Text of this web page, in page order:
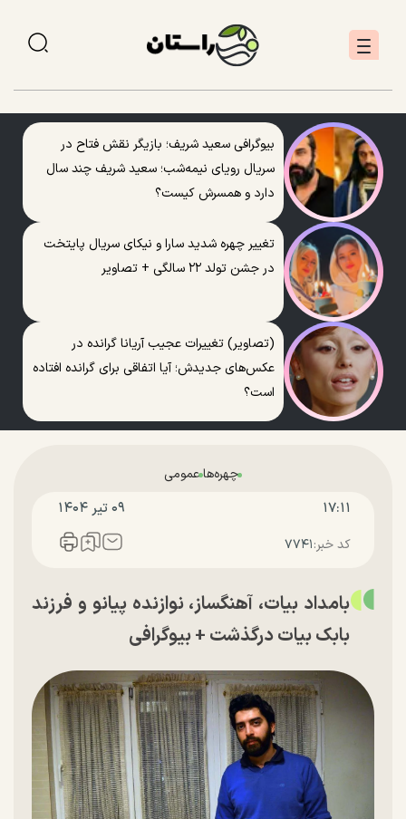
بیوگرافی سعید شریف؛ بازیگر نقش فتاح در
سریال رویای نیمه‌شب؛ سعید شریف چند سال
دارد و همسرش کیست؟
تغییر چهره شدید سارا و نیکای سریال پایتخت
در جشن تولد ۲۲ سالگی + تصاویر
(تصاویر) تغییرات عجیب آریانا گرانده در
عکس‌های جدیدش؛ آیا اتفاقی برای گرانده افتاده
است؟
چهره‌هاعمومی
۱۷:۱۱ ۰۹ تير ۱۴۰۴
کد خبر:۷۷۴۱
بامداد بیات، آهنگساز، نوازنده پیانو و فرزند
بابک بیات درگذشت + بیوگرافی